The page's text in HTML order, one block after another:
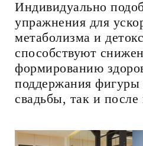
Индивидуально
упражнения для
метаболизма и
способствуют
формированию
поддержания фигуры
свадьбы, так и после